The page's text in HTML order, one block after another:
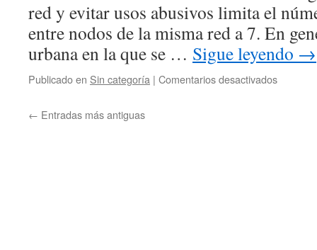
red y evitar usos abusivos limita el
entre nodos de la misma red a 7. En
urbana en la que se … Sigue leyendo →
Publicado en Sin categoría | Comentarios desactivadosen
← Entradas más antiguas